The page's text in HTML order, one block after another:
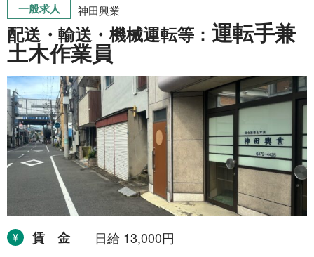
30日間
31日間 2件
2ヶ月間 3件
6ヶ月間 6件
1年間
令和8年9月30日まで 1件
令和8年12月31日まで
令和9年2月28日まで 1件
令和9年3月31日まで
一般求人 神田興業
配送・輸送・機械運転等： 運転手兼
土木作業員
賃金
日給 13,000円